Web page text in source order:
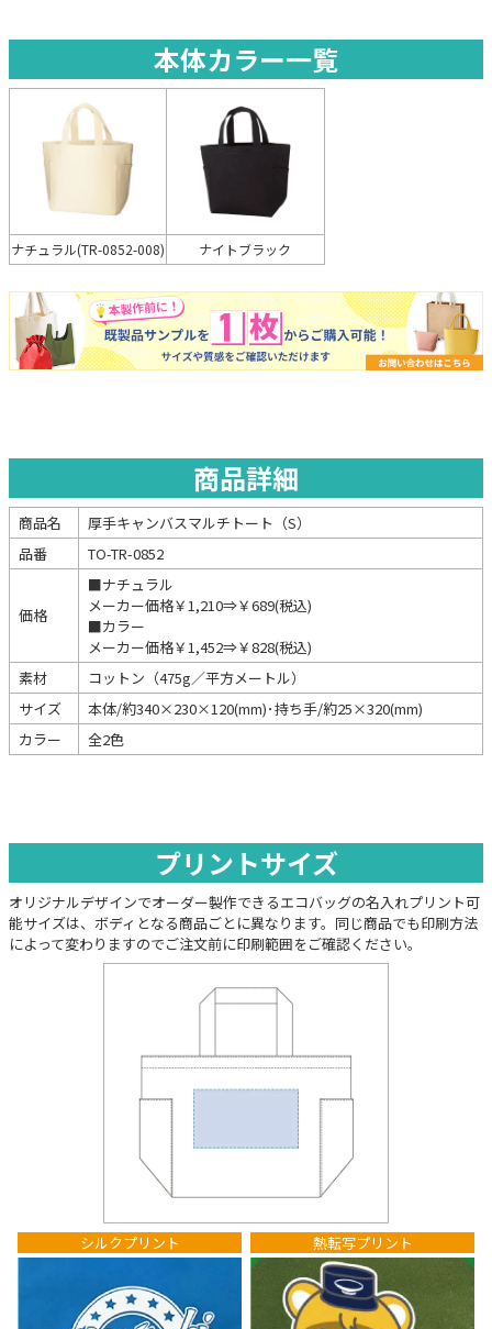
本体カラー一覧
ナチュラル(TR-0852-008) ナイトブラック
商品詳細
商品名
厚手キャンバスマルチトート（S）
品番
TO-TR-0852
価格
■ナチュラル
メーカー価格￥1,210⇒￥689(税込)
■カラー
メーカー価格￥1,452⇒￥828(税込)
素材
コットン（475g／平方メートル）
サイズ
本体/約340×230×120(mm)･持ち手/約25×320(mm)
カラー
全2色
プリントサイズ
オリジナルデザインでオーダー製作できるエコバッグの名入れプリント可
能サイズは、ボディとなる商品ごとに異なります。同じ商品でも印刷方法
によって変わりますのでご注文前に印刷範囲をご確認ください。
シルクプリント 熱転写プリント